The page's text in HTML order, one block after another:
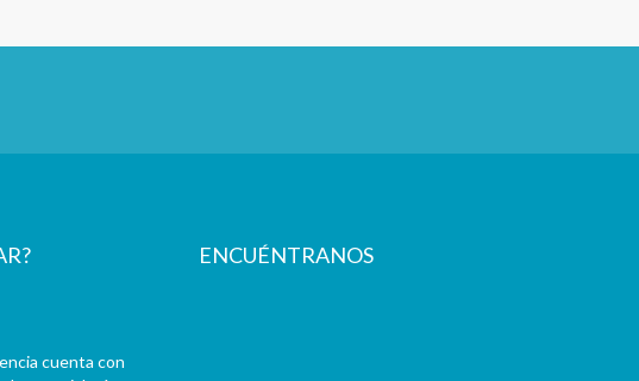
cuenta con
ENCUÉNTRANOS